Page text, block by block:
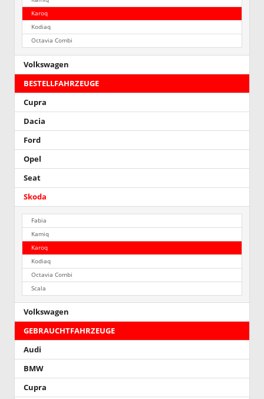
Karoq
Kodiaq
Octavia Combi
Volkswagen
BESTELLFAHRZEUGE
Cupra
Dacia
Ford
Opel
Seat
Skoda
Fabia
Kamiq
Karoq
Kodiaq
Octavia Combi
Scala
Volkswagen
GEBRAUCHTFAHRZEUGE
Audi
BMW
Cupra